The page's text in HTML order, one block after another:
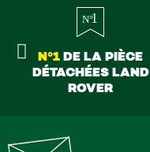
N°1DE LA PIÈCE
DÉTACHÉES LAND
ROVER